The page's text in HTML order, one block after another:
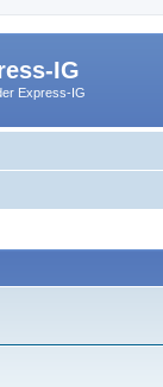
IG
Express-IG